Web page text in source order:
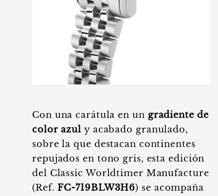
Con una carátula en un gradiente de
color azul y acabado granulado,
sobre la que destacan continentes
repujados en tono gris, esta edición
del Classic Worldtimer Manufacture
(Ref.FC-719BLW3H6) se acompaña